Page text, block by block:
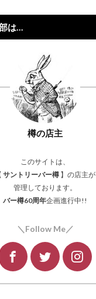
は…
樽の店主
このサイトは、
サントリーバー樽 】の店主が
管理しております。
バー樽60周年企画進行中!!
＼Follow Me／